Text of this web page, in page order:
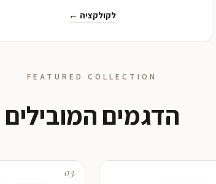
לקולקציה ←
FEATURED COLLECTION
הדגמים המובילים